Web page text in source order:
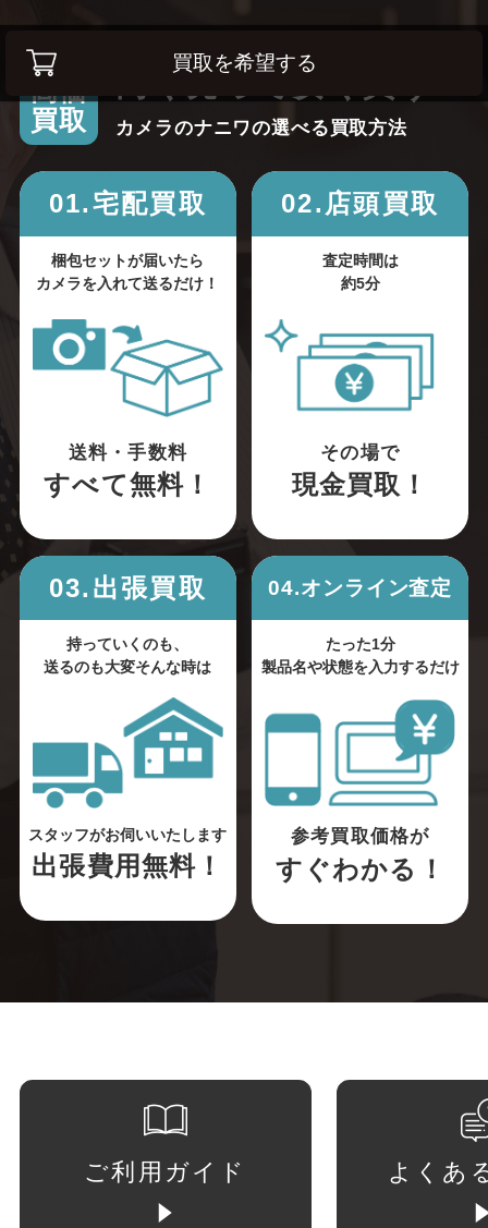
買取を希望する
高価
買取
高く売って安く買う！
カメラのナニワの選べる買取方法
01.宅配買取
梱包セットが届いたら
カメラを入れて送るだけ！
送料・手数料
すべて無料！
02.店頭買取
査定時間は
約5分
その場で
現金買取！
03.出張買取
持っていくのも、
送るのも大変そんな時は
スタッフがお伺いいたします
出張費用無料！
04.オンライン査定
たった1分
製品名や状態を入力するだけ
参考買取価格が
すぐわかる！
ご利用ガイド よくあ